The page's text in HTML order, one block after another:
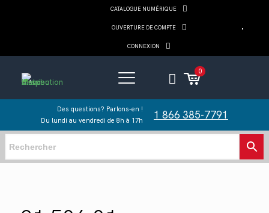
CATALOGUE NUMÉRIQUE
OUVERTURE DE COMPTE
CONNEXION
0
Des questions? Parlons-en !
Du lundi au vendredi de 8h à 17h
1 866 385-7791